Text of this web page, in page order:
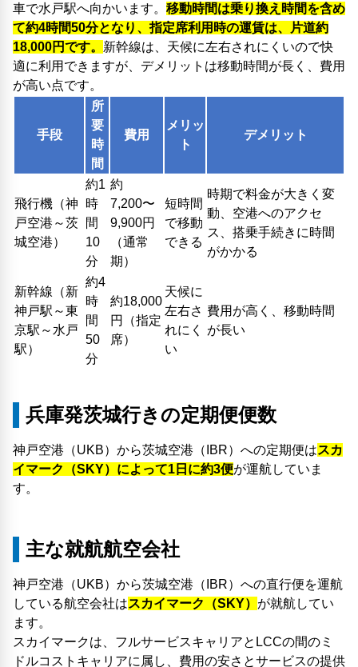
車で水戸駅へ向かいます。 移動時間は乗り換え時間を含め
て約4時間50分となり、指定席利用時の運賃は、片道約
18,000円です。 新幹線は、天候に左右されにくいので快
適に利用できますが、デメリットは移動時間が長く、費用
が高い点です。
手段
所
要
時
間
費用
メリッ
ト
デメリット
飛行機（神
戸空港～茨
城空港）
約1
時
間
10
分
約
7,200〜
9,900円
（通常
期）
短時間
で移動
できる
時期で料金が大きく変
動、空港へのアクセ
ス、搭乗手続きに時間
がかかる
新幹線（新
神戸駅～東
京駅～水戸
駅）
約4
時
間
50
分
約18,000
円（指定
席）
天候に
左右さ
れにく
い
費用が高く、移動時間
が長い
兵庫発茨城行きの定期便便数
神戸空港（UKB）から茨城空港（IBR）への定期便はスカ
イマーク（SKY）によって1日に約3便が運航していま
す。
主な就航航空会社
神戸空港（UKB）から茨城空港（IBR）への直行便を運航
している航空会社はスカイマーク（SKY） が就航してい
ます。
スカイマークは、フルサービスキャリアとLCCの間のミ
ドルコストキャリアに属し、費用の安さとサービスの提供